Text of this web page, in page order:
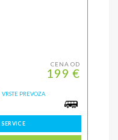
CENA OD
199 €
VRSTE PREVOZA